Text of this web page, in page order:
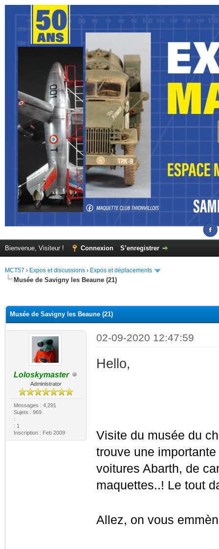
Bienvenue, Visiteur ! Connexion S’enregistrer
MCT57 › Expos et discussions › Expos et déplacements
Musée de Savigny les Beaune (21)
Musée de Savigny les Beaune (21)
Loloskymaster
Administrator
Messages : 4,291
Sujets : 969
:
: 1
Inscription : Feb 2009
02-09-2020 12:47:59
Hello,
Visite du musée du
trouve une
voitures Abarth, de
maquettes..! Le tout
Allez, on vous